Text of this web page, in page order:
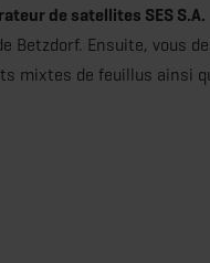
de satellites SES S.A.
Ensuite, vous
mixtes de feuillus ainsi